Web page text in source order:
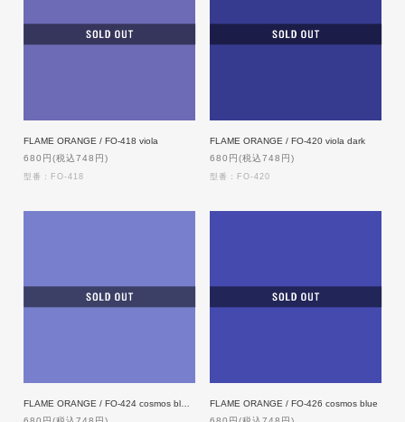
FLAME ORANGE / FO-418 viola
680円(税込748円)
型番：FO-418
FLAME ORANGE / FO-420 viola dark
680円(税込748円)
型番：FO-420
FLAME ORANGE / FO-426 cosmos blue